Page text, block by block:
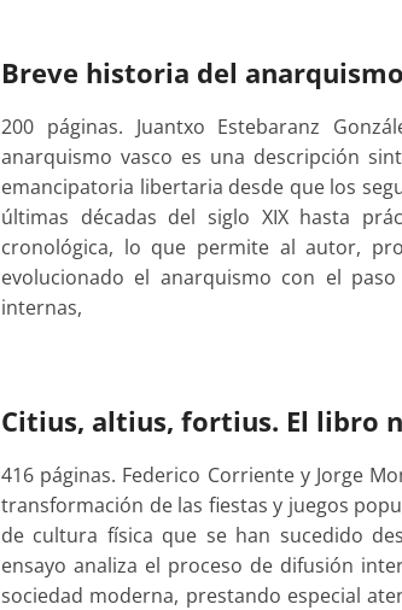
Breve historia del
200 páginas. Juantxo Estebaranz
anarquismo vasco es una descripción
emancipatoria libertaria desde que los
últimas décadas del siglo XIX hasta
cronológica, lo que permite al autor,
evolucionado el anarquismo con el
internas,
Citius, altius, fortius. El libro
416 páginas. Federico Corriente y Jorge
transformación de las fiestas y juegos
de cultura física que se han sucedido
ensayo analiza el proceso de difusión
sociedad moderna, prestando especial